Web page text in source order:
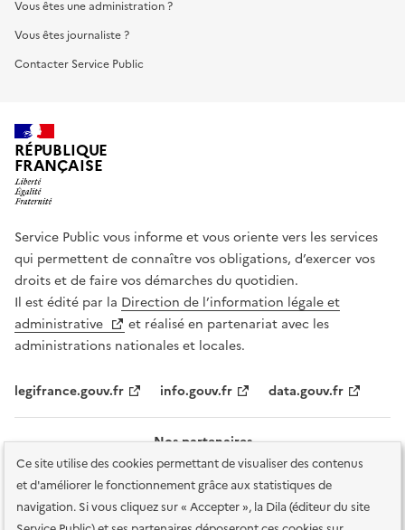
Ce site utilise des cookies permettant de visualiser des contenus
et d'améliorer le fonctionnement grâce aux statistiques de
navigation. Si vous cliquez sur « Accepter », la Dila (éditeur du site
Vous êtes une administration ?
Vous êtes journaliste ?
Contacter Service Public
RÉPUBLIQUE
FRANÇAISE
Service Public vous informe et vous oriente vers les services
qui permettent de connaître vos obligations, d’exercer vos
droits et de faire vos démarches du quotidien.
Il est édité par la Direction de l’information légale et
administrative
et réalisé en partenariat avec les
administrations nationales et locales.
legifrance.gouv.fr info.gouv.fr data.gouv.fr
Nos partenaires